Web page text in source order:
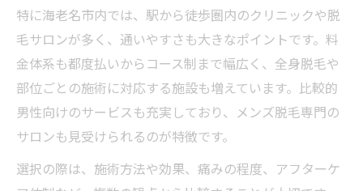
特に海老名市内では、駅から徒歩圏内のクリニックや脱
毛サロンが多く、通いやすさも大きなポイントです。料
金体系も都度払いからコース制まで幅広く、全身脱毛や
部位ごとの施術に対応する施設も増えています。比較的
男性向けのサービスも充実しており、メンズ脱毛専門の
サロンも見受けられるのが特徴です。
選択の際は、施術方法や効果、痛みの程度、アフターケ